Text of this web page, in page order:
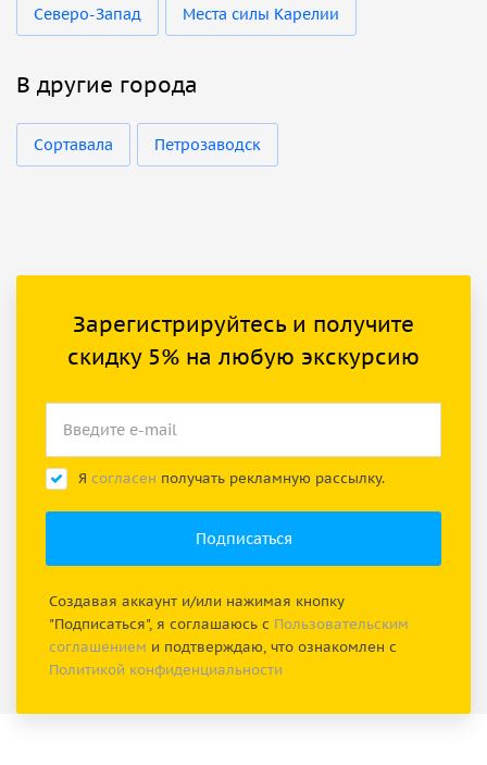
Северо-Запад Места силы Карелии
В другие города
Сортавала Петрозаводск
Зарегистрируйтесь и получите
скидку 5% на любую экскурсию
Я согласен получать рекламную рассылку.
Создавая аккаунт и/или нажимая кнопку
"Подписаться", я соглашаюсь с Пользовательским
соглашением и подтверждаю, что ознакомлен с
Политикой конфиденциальности